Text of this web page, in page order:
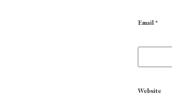
Email*
Website